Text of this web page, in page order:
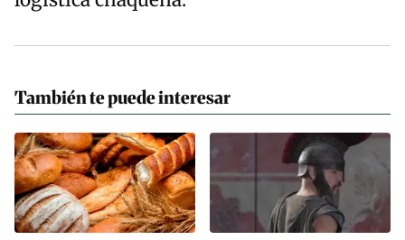
También te puede interesar